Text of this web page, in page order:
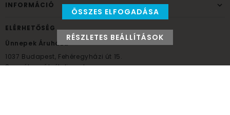
INFORMÁCIÓ
ELÉRHETŐSÉG
Ünnepek Áruháza
1037 Budapest, Fehéregyházi út 15.
Személyes átvételi pont
ÖSSZES ELFOGADÁSA
RÉSZLETES BEÁLLÍTÁSOK